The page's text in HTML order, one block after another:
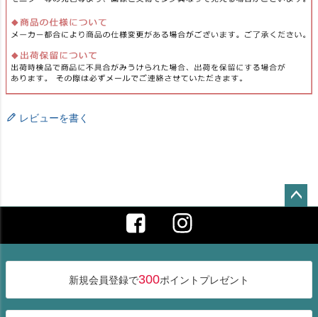
レビューを書く
ップ
へ
新規会員登録で300ポイントプレゼント